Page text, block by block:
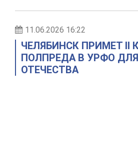
11.06.2026 16:22
ЧЕЛЯБИНСК ПРИМЕТ II
ПОЛПРЕДА В УРФО
ОТЕЧЕСТВА